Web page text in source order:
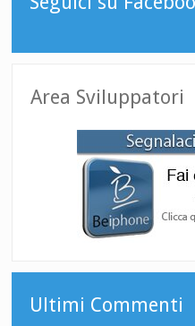
Area Sviluppatori
Ultimi Commenti